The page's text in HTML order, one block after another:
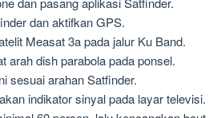
dan aktifkan GPS.
Measat 3a pada jalur Ku Band.
arah dish parabola pada ponsel.
sesuai arahan Satfinder.
indikator sinyal pada layar televisi.